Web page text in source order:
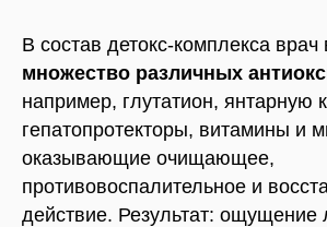
В состав детокс-комплекса врач
множество различных
например, глутатион, янтарную
гепатопротекторы, витамины и
оказывающие очищающее,
противовоспалительное и
действие. Результат: ощущение